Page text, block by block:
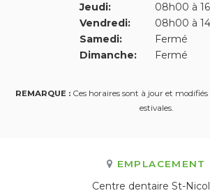
Jeudi:
08h00 à
Vendredi:
08h00 à
Samedi:
Fermé
Dimanche:
Fermé
REMARQUE :Ces horaires sont à jour et modifiés
estivales.
EMPLACEMENT
Centre dentaire St-